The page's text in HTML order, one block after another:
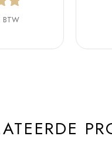
BTW